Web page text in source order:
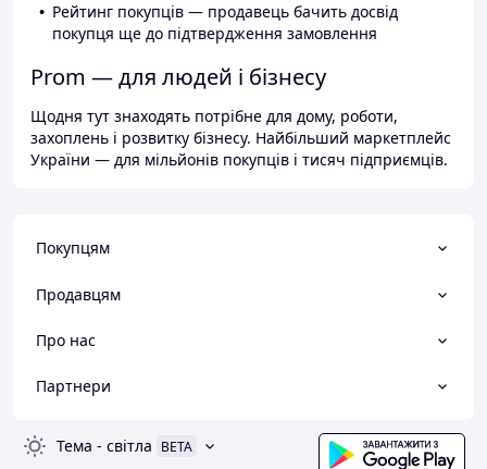
Рейтинг покупців — продавець бачить досвід
покупця ще до підтвердження замовлення
Prom — для людей і бізнесу
Щодня тут знаходять потрібне для дому, роботи,
захоплень і розвитку бізнесу. Найбільший маркетплейс
України — для мільйонів покупців і тисяч підприємців.
Покупцям
Продавцям
Про нас
Партнери
Тема - світла BETA